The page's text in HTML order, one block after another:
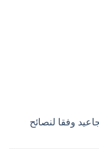
وفقا لنصائح